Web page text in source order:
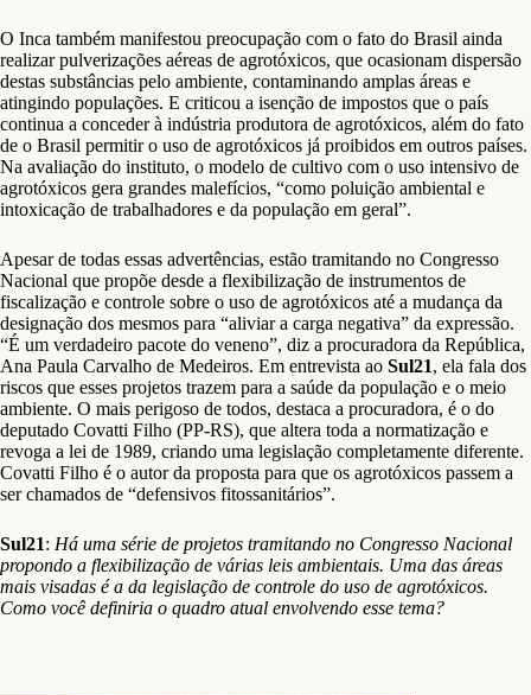
O Inca também manifestou preocupação com o fato do Brasil ainda
realizar pulverizações aéreas de agrotóxicos, que ocasionam dispersão
destas substâncias pelo ambiente, contaminando amplas áreas e
atingindo populações. E criticou a isenção de impostos que o país
continua a conceder à indústria produtora de agrotóxicos, além do fato
de o Brasil permitir o uso de agrotóxicos já proibidos em outros países.
Na avaliação do instituto, o modelo de cultivo com o uso intensivo de
agrotóxicos gera grandes malefícios, “como poluição ambiental e
intoxicação de trabalhadores e da população em geral”.
Apesar de todas essas advertências, estão tramitando no Congresso
Nacional que propõe desde a flexibilização de instrumentos de
fiscalização e controle sobre o uso de agrotóxicos até a mudança da
designação dos mesmos para “aliviar a carga negativa” da expressão.
“É um verdadeiro pacote do veneno”, diz a procuradora da República,
Ana Paula Carvalho de Medeiros. Em entrevista ao Sul21, ela fala dos
riscos que esses projetos trazem para a saúde da população e o meio
ambiente. O mais perigoso de todos, destaca a procuradora, é o do
deputado Covatti Filho (PP-RS), que altera toda a normatização e
revoga a lei de 1989, criando uma legislação completamente diferente.
Covatti Filho é o autor da proposta para que os agrotóxicos passem a
ser chamados de “defensivos fitossanitários”.
Sul21: Há uma série de projetos tramitando no Congresso Nacional
propondo a flexibilização de várias leis ambientais. Uma das áreas
mais visadas é a da legislação de controle do uso de agrotóxicos.
Como você definiria o quadro atual envolvendo esse tema?